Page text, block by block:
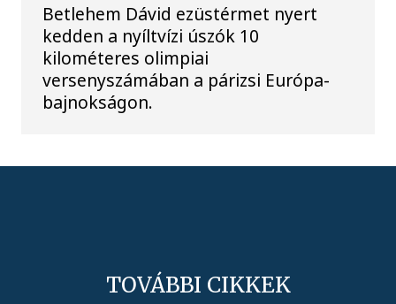
Betlehem Dávid ezüstérmet nyert
kedden a nyíltvízi úszók 10
kilométeres olimpiai
versenyszámában a párizsi Európa-
bajnokságon.
TOVÁBBI CIKKEK